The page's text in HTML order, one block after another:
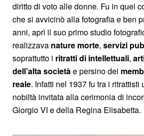
diritto di voto alle donne. Fu in quel
che si avvicinò alla fotografia e ben
anni, aprì il suo primo studio
realizzava nature morte, servizi
soprattutto i ritratti di intellettuali,
dell’alta societàe persino dei
reale. Infatti nel 1937 fu tra i ritrattisti
nobiltà invitata alla cerimonia di
Giorgio VI e della Regina Elisabetta.